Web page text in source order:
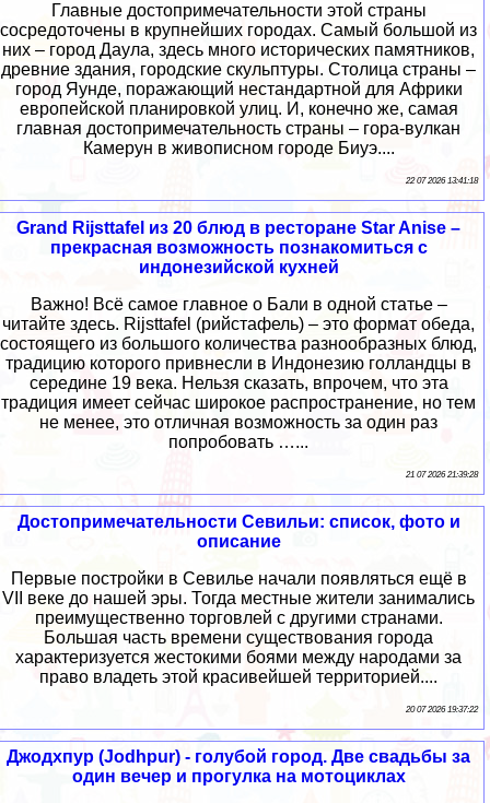
Главные достопримечательности этой страны
сосредоточены в крупнейших городах. Самый большой из
них – город Даула, здесь много исторических памятников,
древние здания, городские скульптуры. Столица страны –
город Яунде, поражающий нестандартной для Африки
европейской планировкой улиц. И, конечно же, самая
главная достопримечательность страны – гора-вулкан
Камерун в живописном городе Биуэ....
22 07 2026 13:41:18
Grand Rijsttafel из 20 блюд в ресторане Star Anise –
прекрасная возможность познакомиться с
индонезийской кухней
Важно! Всё самое главное о Бали в одной статье –
читайте здесь. Rijsttafel (рийстафель) – это формат обеда,
состоящего из большого количества разнообразных блюд,
традицию которого привнесли в Индонезию голландцы в
середине 19 века. Нельзя сказать, впрочем, что эта
традиция имеет сейчас широкое распространение, но тем
не менее, это отличная возможность за один раз
попробовать …...
21 07 2026 21:39:28
Достопримечательности Севильи: список, фото и
описание
Первые постройки в Севилье начали появляться ещё в
VII веке до нашей эры. Тогда местные жители занимались
преимущественно торговлей с другими странами.
Большая часть времени существования города
характеризуется жестокими боями между народами за
право владеть этой красивейшей территорией....
20 07 2026 19:37:22
Джодхпур (Jodhpur) - голубой город. Две свадьбы за
один вечер и прогулка на мотоциклах